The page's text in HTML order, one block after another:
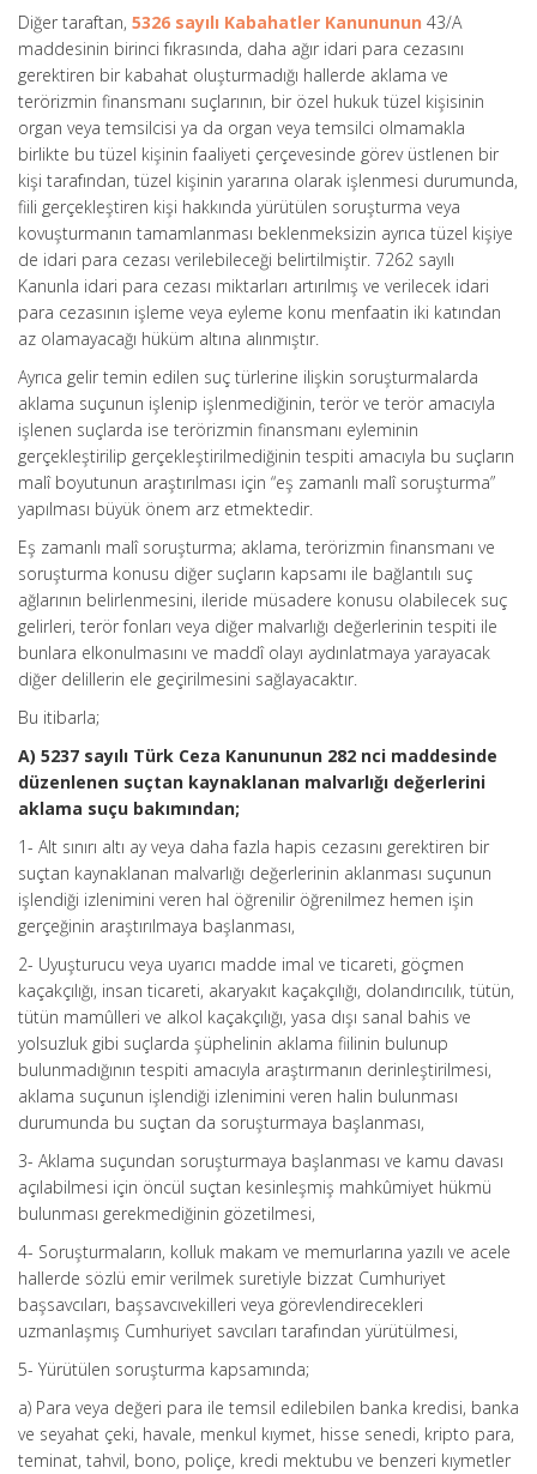
Diğer taraftan, 5326 sayılı Kabahatler Kanununun 43/A
maddesinin birinci fıkrasında, daha ağır idari para cezasını
gerektiren bir kabahat oluşturmadığı hallerde aklama ve
terörizmin finansmanı suçlarının, bir özel hukuk tüzel kişisinin
organ veya temsilcisi ya da organ veya temsilci olmamakla
birlikte bu tüzel kişinin faaliyeti çerçevesinde görev üstlenen bir
kişi tarafından, tüzel kişinin yararına olarak işlenmesi durumunda,
fiili gerçekleştiren kişi hakkında yürütülen soruşturma veya
kovuşturmanın tamamlanması beklenmeksizin ayrıca tüzel kişiye
de idari para cezası verilebileceği belirtilmiştir. 7262 sayılı
Kanunla idari para cezası miktarları artırılmış ve verilecek idari
para cezasının işleme veya eyleme konu menfaatin iki katından
az olamayacağı hüküm altına alınmıştır.
Ayrıca gelir temin edilen suç türlerine ilişkin soruşturmalarda
aklama suçunun işlenip işlenmediğinin, terör ve terör amacıyla
işlenen suçlarda ise terörizmin finansmanı eyleminin
gerçekleştirilip gerçekleştirilmediğinin tespiti amacıyla bu suçların
malî boyutunun araştırılması için “eş zamanlı malî soruşturma”
yapılması büyük önem arz etmektedir.
Eş zamanlı malî soruşturma; aklama, terörizmin finansmanı ve
soruşturma konusu diğer suçların kapsamı ile bağlantılı suç
ağlarının belirlenmesini, ileride müsadere konusu olabilecek suç
gelirleri, terör fonları veya diğer malvarlığı değerlerinin tespiti ile
bunlara elkonulmasını ve maddî olayı aydınlatmaya yarayacak
diğer delillerin ele geçirilmesini sağlayacaktır.
Bu itibarla;
A) 5237 sayılı Türk Ceza Kanununun 282 nci maddesinde
düzenlenen suçtan kaynaklanan malvarlığı değerlerini
aklama suçu bakımından;
1- Alt sınırı altı ay veya daha fazla hapis cezasını gerektiren bir
suçtan kaynaklanan malvarlığı değerlerinin aklanması suçunun
işlendiği izlenimini veren hal öğrenilir öğrenilmez hemen işin
gerçeğinin araştırılmaya başlanması,
2- Uyuşturucu veya uyarıcı madde imal ve ticareti, göçmen
kaçakçılığı, insan ticareti, akaryakıt kaçakçılığı, dolandırıcılık, tütün,
tütün mamûlleri ve alkol kaçakçılığı, yasa dışı sanal bahis ve
yolsuzluk gibi suçlarda şüphelinin aklama fiilinin bulunup
bulunmadığının tespiti amacıyla araştırmanın derinleştirilmesi,
aklama suçunun işlendiği izlenimini veren halin bulunması
durumunda bu suçtan da soruşturmaya başlanması,
3- Aklama suçundan soruşturmaya başlanması ve kamu davası
açılabilmesi için öncül suçtan kesinleşmiş mahkûmiyet hükmü
bulunması gerekmediğinin gözetilmesi,
4- Soruşturmaların, kolluk makam ve memurlarına yazılı ve acele
hallerde sözlü emir verilmek suretiyle bizzat Cumhuriyet
başsavcıları, başsavcıvekilleri veya görevlendirecekleri
uzmanlaşmış Cumhuriyet savcıları tarafından yürütülmesi,
5- Yürütülen soruşturma kapsamında;
a) Para veya değeri para ile temsil edilebilen banka kredisi, banka
ve seyahat çeki, havale, menkul kıymet, hisse senedi, kripto para,
teminat, tahvil, bono, poliçe, kredi mektubu ve benzeri kıymetler